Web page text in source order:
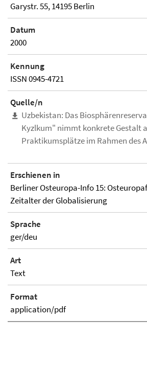
Garystr. 55, 14195 Berlin
Datum
2000
Kennung
ISSN 0945-4721
Quelle/n
Uzbekistan: Das
Kyzlkum" nimmt konkrete Gestalt
Praktikumsplätze im Rahmen des
Erschienen in
Berliner Osteuropa-Info 15:
Zeitalter der Globalisierung
Sprache
ger/deu
Art
Text
Format
application/pdf